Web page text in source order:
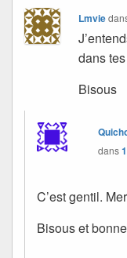
Lmvie
dans
Bisous
dans
C’est gentil.
Bisous et